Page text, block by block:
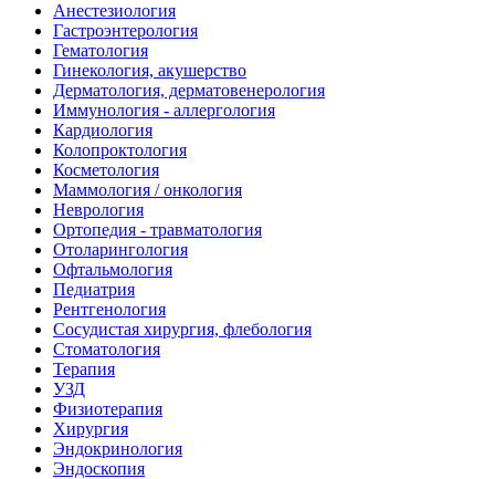
Анестезиология
Гастроэнтерология
Гематология
Гинекология, акушерство
Дерматология, дерматовенерология
Иммунология - аллергология
Кардиология
Колопроктология
Косметология
Маммология / онкология
Неврология
Ортопедия - травматология
Отоларингология
Офтальмология
Педиатрия
Рентгенология
Сосудистая хирургия, флебология
Стоматология
Терапия
УЗД
Физиотерапия
Хирургия
Эндокринология
Эндоскопия